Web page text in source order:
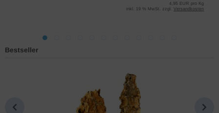
4,95 EUR pro Kg
inkl. 19 % MwSt. zzgl. Versandkosten
Bestseller